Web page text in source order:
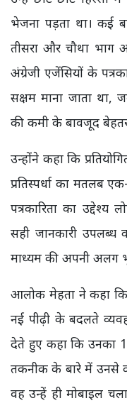
भेजना पड़ता था। कई
तीसरा और चौथा भाग
अंग्रेजी एजेंसियों के
सक्षम माना जाता था,
की कमी के बावजूद
उन्होंने कहा कि
प्रतिस्पर्धा का मतलब
पत्रकारिता का
सही जानकारी उपलब्ध
माध्यम की अपनी अलग
आलोक मेहता ने कहा
नई पीढ़ी के बदलते
देते हुए कहा कि उनका
तकनीक के बारे में उनसे
वह उन्हें ही मोबाइल